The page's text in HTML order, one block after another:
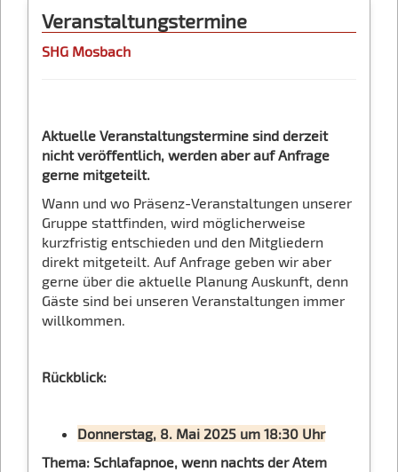
Veranstaltungstermine
SHG Mosbach
Aktuelle Veranstaltungstermine sind derzeit
nicht veröffentlich, werden aber auf Anfrage
gerne mitgeteilt.
Wann und wo Präsenz-Veranstaltungen unserer
Gruppe stattfinden, wird möglicherweise
kurzfristig entschieden und den Mitgliedern
direkt mitgeteilt. Auf Anfrage geben wir aber
gerne über die aktuelle Planung Auskunft, denn
Gäste sind bei unseren Veranstaltungen immer
willkommen.
Rückblick:
Donnerstag, 8. Mai 2025 um 18:30 Uhr
Thema: Schlafapnoe, wenn nachts der Atem